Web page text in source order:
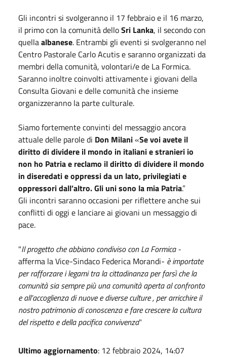
Gli incontri si svolgeranno il 17 febbraioe il 16 marzo,
il primo con la comunità delloSri Lanka, il secondo con
quellaalbanese. Entrambi gli eventi si svolgeranno nel
Centro Pastorale Carlo Acutis e saranno organizzati da
membri della comunità, volontari/e de La Formica.
Saranno inoltre coinvolti attivamente i giovani della
Consulta Giovani e delle comunità che insieme
organizzeranno la parte culturale.
Siamo fortemente convinti del messaggio ancora
attuale delle parole di Don Milani«Se voi avete il
diritto di dividere il mondo in italiani e stranieri io
non ho Patria e reclamo il diritto di dividere il mondo
in diseredati e oppressi da un lato, privilegiati e
oppressori dall’altro. Gli uni sono la mia Patria.”
Gli incontri saranno occasioni per riflettere anche sui
conflitti di oggi e lanciare ai giovani un messaggio di
pace.
"Il progetto che abbiano condiviso con La Formica -
afferma la Vice-Sindaco Federica Morandi- è importate
per rafforzare i legami tra la cittadinanza per farsì che la
comunità sia sempre più una comunità aperta al confronto
e all’accoglienza di nuove e diverse culture , per arricchire il
nostro patrimonio di conoscenza e fare crescere la cultura
del rispetto e della pacifica convivenza"
Ultimo aggiornamento: 12 febbraio 2024, 14:07